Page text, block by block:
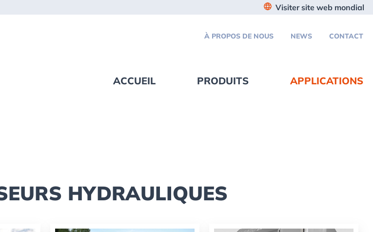
Visiter site web mondial
À PROPOS DE NOUS NEWS CONTACT
ACCUEIL PRODUITS APPLICATIONS
HYDRAULIQUES